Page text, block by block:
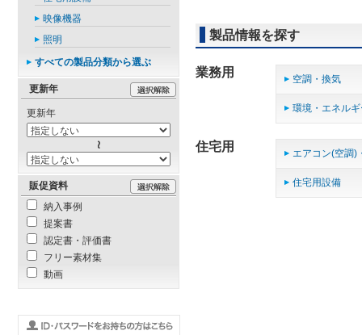
製品情報を探す
業務用 空調・換気
環境・エネル
住宅用 エアコン(空調)
住宅用設備
映像機器
照明
すべての製品分類から選ぶ
更新年
更新年
販促資料
納入事例
提案書
認定書・評価書
フリー素材集
動画